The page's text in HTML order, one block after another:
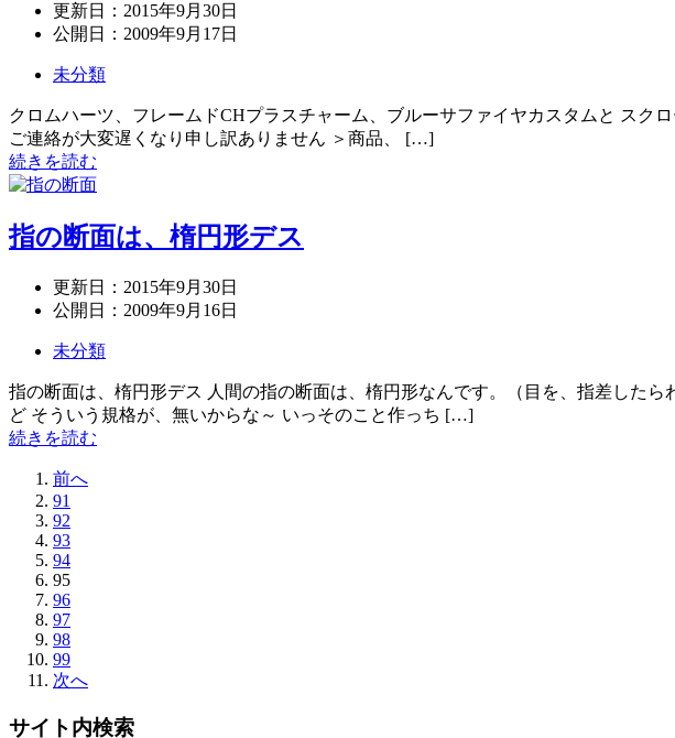
更新日： 2015年9月30日
公開日： 2009年9月17日
未分類
クロムハーツ、フレームドCHプラスチャーム、ブルーサファイヤカスタムと ス
ご連絡が大変遅くなり申し訳ありません ＞商品、 […]
続きを読む
指の断面は、楕円形デス
更新日： 2015年9月30日
公開日： 2009年9月16日
未分類
指の断面は、楕円形デス 人間の指の断面は、楕円形なんです。（目を、指差した
ど そういう規格が、無いからな～ いっそのこと作っち […]
続きを読む
前へ
91
92
93
94
95
96
97
98
99
次へ
サイト内検索